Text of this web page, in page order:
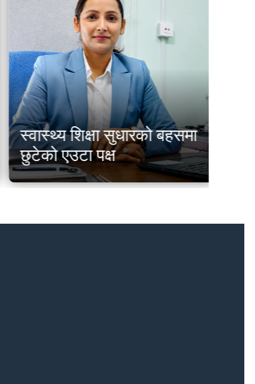
स्वास्थ्य शिक्षा सुधारको बहसमा
छुटेको एउटा पक्ष